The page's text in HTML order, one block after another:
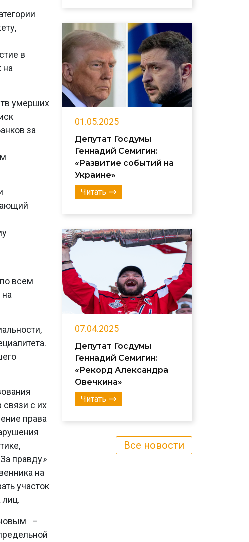
в
на
умерших
за
всем
на
связи с их
права
правду»
на
участок
–
01.05.2025
Депутат Госдумы
Геннадий Семигин:
«Развитие событий на
Украине»
Читать
07.04.2025
Депутат Госдумы
Геннадий Семигин:
«Рекорд Александра
Овечкина»
Читать
Все новости